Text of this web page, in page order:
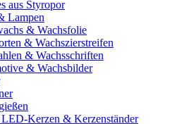
aus Styropor
Lampen
& Wachsfolie
& Wachszierstreifen
& Wachsschriften
& Wachsbilder
Kerzen & Kerzenständer